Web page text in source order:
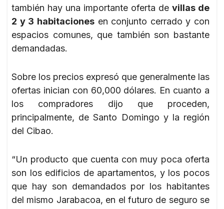
también hay una importante oferta de villas de
2 y 3 habitacionesen conjunto cerrado y con
espacios comunes, que también son bastante
demandadas.
Sobre los precios expresó que generalmente las
ofertas inician con 60,000 dólares. En cuanto a
los compradores dijo que proceden,
principalmente, de Santo Domingo y la región
del Cibao.
“Un producto que cuenta con muy poca oferta
son los edificios de apartamentos, y los pocos
que hay son demandados por los habitantes
del mismo Jarabacoa, en el futuro de seguro se